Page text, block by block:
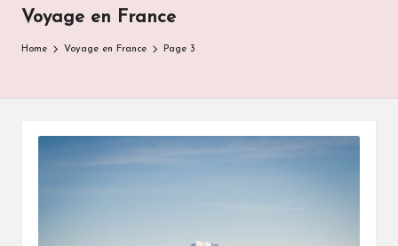
Voyage en France
Home Voyage en France Page 3